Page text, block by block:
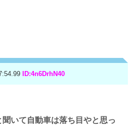
ID:4n6DrhN40
聞いて自動車は落ち目やと思っ